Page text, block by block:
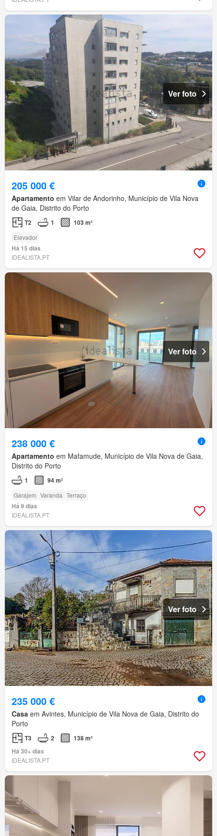
Ver foto
205 000 €
Apartamento em Vilar de Andorinho, Município de Vila Nova
de Gaia, Distrito do Porto
T2 1 103 m²
Elevador
Há 15 dias
IDEALISTA.PT
Ver foto
238 000 €
Apartamento em Mafamude, Município de Vila Nova de Gaia,
Distrito do Porto
1 94 m²
Garajem Varanda Terraço
Há 9 dias
IDEALISTA.PT
Ver foto
235 000 €
Casa em Avintes, Município de Vila Nova de Gaia, Distrito do
Porto
T3 2
138 m²
Há 30+ dias
IDEALISTA.PT